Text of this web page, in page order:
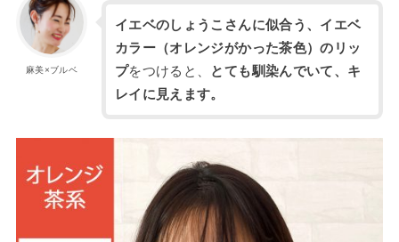
麻美×ブルベ
イエベのしょうこさんに似合う、イエベ
カラー（オレンジがかった茶色）のリッ
プをつけると、 とても馴染んでいて、キ
レイに見えます。